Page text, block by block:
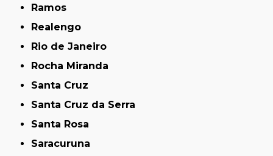
Ramos
Realengo
Rio de Janeiro
Rocha Miranda
Santa Cruz
Santa Cruz da Serra
Santa Rosa
Saracuruna